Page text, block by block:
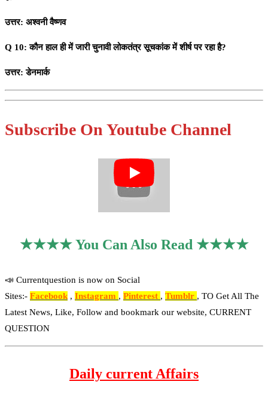
उत्तर: अश्वनी वैष्णव
Q 10: कौन हाल ही में जारी चुनावी लोकतंत्र सूचकांक में शीर्ष पर रहा है?
उत्तर: डेनमार्क
Subscribe On Youtube Channel
★★★★ You Can Also Read ★★★★
📣 Currentquestion is now on Social
Sites:- Facebook, Instagram , Pinterest , Tumblr , TO Get All The
Latest News, Like, Follow and bookmark our website, CURRENT
QUESTION
Daily current Affairs